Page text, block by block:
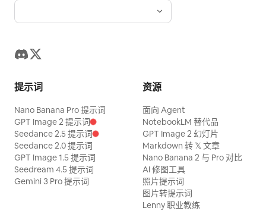
提示词
Nano Banana Pro 提示词
GPT Image 2 提示词
Seedance 2.5 提示词
Seedance 2.0 提示词
GPT Image 1.5 提示词
Seedream 4.5 提示词
Gemini 3 Pro 提示词
资源
面向 Agent
NotebookLM 替代品
GPT Image 2 幻灯片
Markdown 转 𝕏 文章
Nano Banana 2 与 Pro 对比
AI 修图工具
照片提示词
图片转提示词
Lenny 职业教练